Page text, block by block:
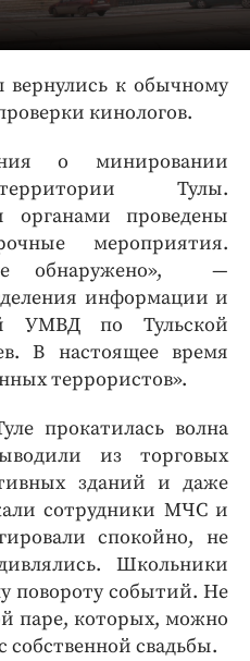
вернулись к обычному
кинологов.
о минировании
Тулы.
органами проведены
мероприятия.
обнаружено», —
информации и
УМВД по Тульской
В настоящее время
террористов».
прокатилась волна
из торговых
зданий и даже
сотрудники МЧС и
спокойно, не
Школьники
повороту событий. Не
паре, которых, можно
собственной свадьбы.